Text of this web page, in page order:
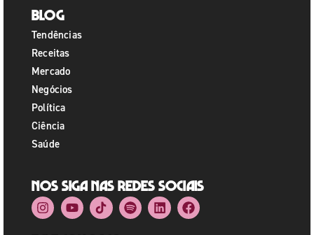
Blog
Tendências
Receitas
Mercado
Negócios
Política
Ciência
Saúde
Nos siga nas redes sociais